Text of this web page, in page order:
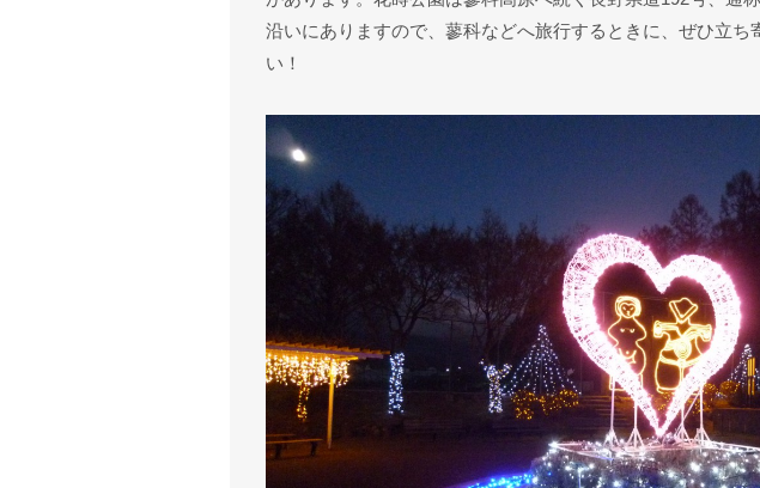
沿いにありますので、蓼科などへ旅行するときに、ぜひ立ち
い！